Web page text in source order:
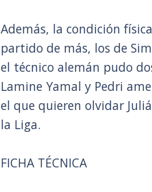
Además, la condición
partido de más, los de
el técnico alemán pudo
Lamine Yamal y Pedri
el que quieren olvidar
la Liga.
FICHA TÉCNICA